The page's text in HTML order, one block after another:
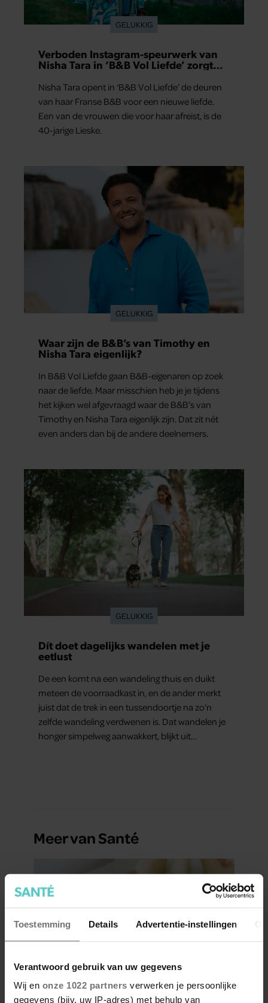
Toestemming Details Advertentie-instellingen
Verantwoord gebruik van uw gegevens
Wij en onze 1022 partners verwerken je persoonlijke
gegevens (bijv. uw IP-adres) met behulp van
GELUKKIG
Verboden Instagram-speurwerk van
Nisha Tara in ‘B&B Vol Liefde’ zorgt
Nisha Tara opent in ‘B&B Vol Liefde’ de deuren
van haar Franse B&B voor een nieuwe liefde.
Een van de vrouwen die voor haar afreist, is de
40-jarige Lieske.
GELUKKIG
Waar zijn de B&B’s van Timothy en
Nisha Tara eigenlijk?
In B&B Vol Liefde gaan B&B-eigenaren op zoek
naar de liefde. Maar misschien heb je je tijdens
het kijken wel afgevraagd waar de B&B’s van
Timothy en Nisha Tara eigenlijk zijn. Dat zit nét
even anders dan bij de andere deelnemers.
GELUKKIG
Dít doet dagelijks wandelen met je
eetlust
De een komt na een wandeling thuis en duikt
meteen de voorraadkast in, en de ander merkt
juist dat de trek in een tussendoortje na zo’n
zelfde wandeling verdwenen is. Dat wandelen je
honger simpelweg aanwakkert, blijkt uit
Meer van Santé
Is meloen gezond?